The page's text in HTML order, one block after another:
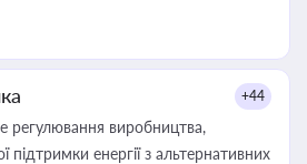
+44
регулювання виробництва,
енергії з альтернативних